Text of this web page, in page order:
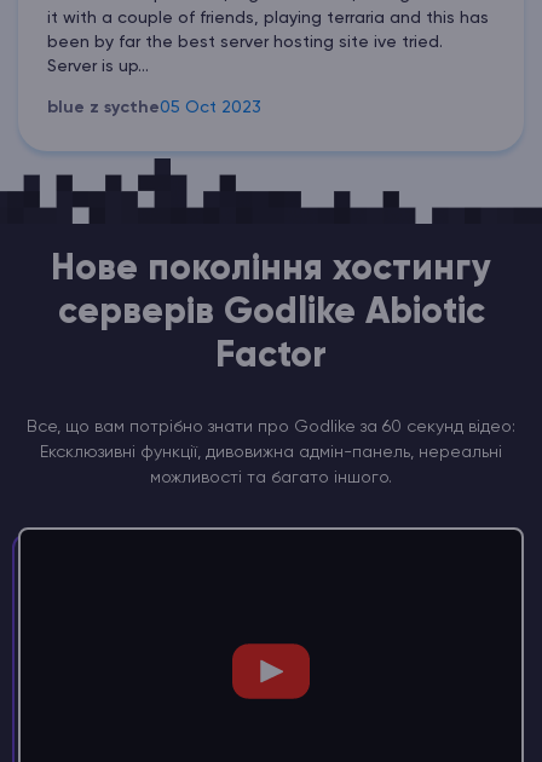
it with a couple of friends, playing terraria and this has
been by far the best server hosting site ive tried.
Server is up...
blue z sycthe05 Oct 2023
Нове покоління хостингу
серверів Godlike Abiotic
Factor
Все, що вам потрібно знати про Godlike за 60 секунд відео:
Ексклюзивні функції, дивовижна адмін-панель, нереальні
можливості та багато іншого.